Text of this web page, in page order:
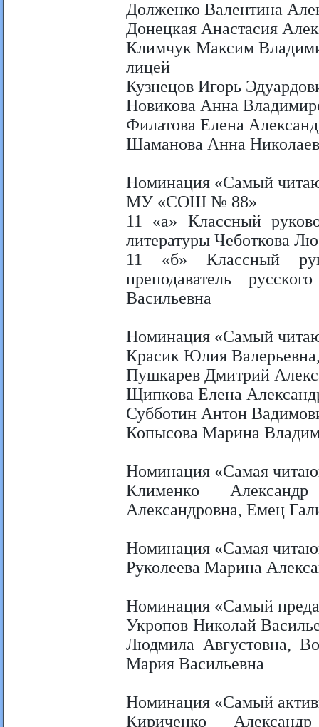
Долженко Валентина
Донецкая Анастасия
Климчук Максим
лицей
Кузнецов Игорь
Новикова Анна
Филатова Елена
Шаманова Анна
Номинация «Самый
МУ «СОШ № 88»
11 «а» Классный
литературы Чеботкова
11 «б» Классный
преподаватель
Васильевна
Номинация «Самый
Красик Юлия
Пушкарев Дмитрий
Щипкова Елена
Субботин Антон
Копысова Марина
Номинация «Самая
Клименко
Александровна, Емец
Номинация «Самая
Руколеева Марина
Номинация «Самый
Укропов Николай
Людмила Августовна,
Мария Васильевна
Номинация «Самый
Кириченко